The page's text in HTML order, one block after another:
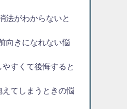
法がわからないと
向きになれない悩
すくて後悔すると
えてしまうときの悩